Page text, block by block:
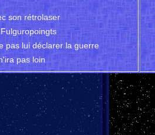
son rétrolaser
pas lui déclarer la guerre
pas loin